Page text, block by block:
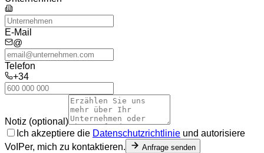
E-Mail
@
Telefon
+34
Notiz (optional)
Ich akzeptiere die Datenschutzrichtlinie und autorisiere
VoIPer, mich zu kontaktieren.
Anfrage senden